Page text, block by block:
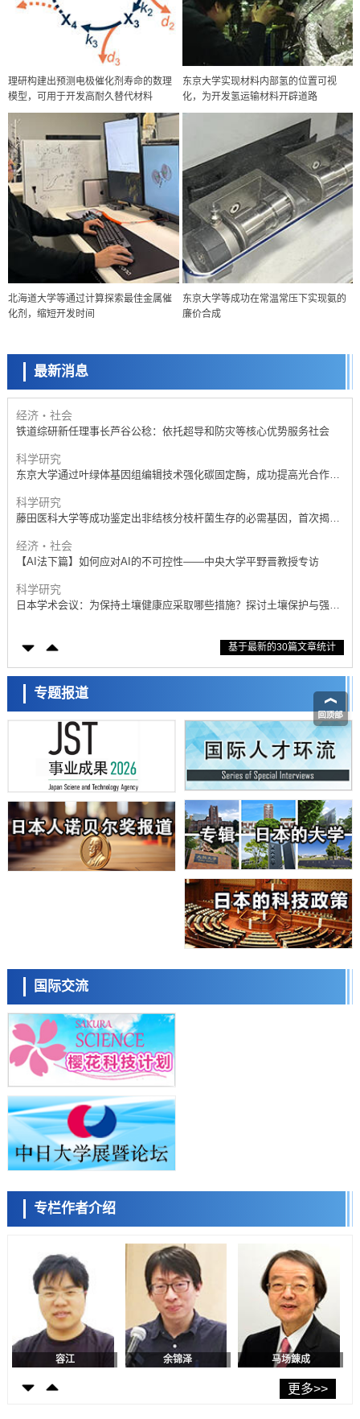
理研构建出预测电极催化剂寿命的数理
模型，可用于开发高耐久替代材料
东京大学实现材料内部氢的位置可视
化，为开发氢运输材料开辟道路
北海道大学等通过计算探索最佳金属催
化剂，缩短开发时间
东京大学等成功在常温常压下实现氨的
廉价合成
最新消息
经济・社会
【AI法下篇】如何应对AI的不可控性——中央大学平野晋教授专访
政策
日本科研费增设国际共同研究强化新类别，促进青年研究人员赴海外开
展研究
经济・社会
铁道综研新任理事长芦谷公稔：依托超导和防灾等核心优势服务社会
科学研究
东京大学通过叶绿体基因组编辑技术强化碳固定酶，成功提高光合作用
科学研究
藤田医科大学等成功鉴定出非结核分枝杆菌生存的必需基因，首次揭示
经济・社会
【AI法下篇】如何应对AI的不可控性——中央大学平野晋教授专访
科学研究
日本学术会议：为保持土壤健康应采取哪些措施？探讨土壤保护与强化
大阪大学开发基于水氢键网络的温度预测新方法，AI从分子排列信息中
经济・社会
【AI法上篇】如何对“将人生交给AI”保持危机感——中央大学平野晋教
授专访
科学研究
庆应义塾大学阐明脑内“游击手”小胶质细胞包裹保护受损神经细胞的机
制，有望用于开发阿尔茨海默病等疾病疗法
科学研究
日本东北大学与横滨橡胶全球首次从纳米尺度揭示橡胶—黄铜粘接界面
劣化抑制机制，为提升轮胎安全性与耐久性的材料设计开辟道路
科学研究
近畿大学等发现植物染料“日本茜”的红色成分可抑制老化与炎症，有望
成为新型功能性材料
科学研究
群马大学开发针对难治性癫痫的新型基因疗法，利用超小型GAD67启动
九州大学揭示夜间眼压升高机制：两种激素波动叠加所致
证电容器可在汽车发动机等高温环境下工作
经济・社会
日本生成式AI使用者占比一年内翻倍，但与中美德仍有较大差距
政策
日本修订首都直下型地震紧急对策：目标为死亡人数至少减半，重点强
化火灾防控
科学研究
福井大学发现细胞记忆过往并抑制反应的机制，阐明即便DNA相同反应
迥异之谜
科学研究
神户大学确认口服癌症疫苗B440单药给药的安全性，在转移性尿路上皮
癌患者中开展临床试验
政策
日本发布《令和8年版科学技术与创新白皮书》，解读第七期基本计划
科学研究
东京大学发现可诱导细胞死亡的新型信使物质
东京都健康长寿医疗中心跨器官揭示衰老过程中的糖链变化
科学研究
产总研无需石油利用松脂制备石墨前驱体，可作为电池电极材料
科学研究
东京大学和海上保安厅等发现南海海槽沿线板块边界锁定状态存在区域
政策
日本第2次医疗研究开发调整费，根据一线实际情况和需求分配99.3亿
基于最新的30篇文章统计
专题报道
国际交流
专栏作者介绍
流员
小岩井忠道
陈小牧 李鸥 安宁
容江 余锦泽 马场錬成
更多>>